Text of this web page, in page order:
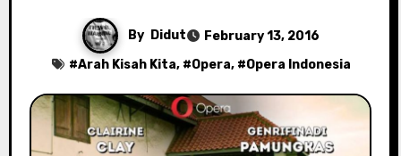
By Didut
February 13, 2016
#Arah Kisah Kita, #Opera, #Opera Indonesia